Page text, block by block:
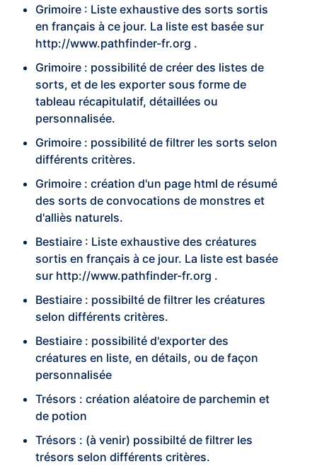
Grimoire : Liste exhaustive des sorts sortis
en français à ce jour. La liste est basée sur
http://www.pathfinder-fr.org .
Grimoire : possibilité de créer des listes de
sorts, et de les exporter sous forme de
tableau récapitulatif, détaillées ou
personnalisée.
Grimoire : possibilité de filtrer les sorts selon
différents critères.
Grimoire : création d'un page html de résumé
des sorts de convocations de monstres et
d'alliès naturels.
Bestiaire : Liste exhaustive des créatures
sortis en français à ce jour. La liste est basée
sur http://www.pathfinder-fr.org .
Bestiaire : possibilté de filtrer les créatures
selon différents critères.
Bestiaire : possibilité d'exporter des
créatures en liste, en détails, ou de façon
personnalisée
Trésors : création aléatoire de parchemin et
de potion
Trésors : (à venir) possibilté de filtrer les
trésors selon différents critères.